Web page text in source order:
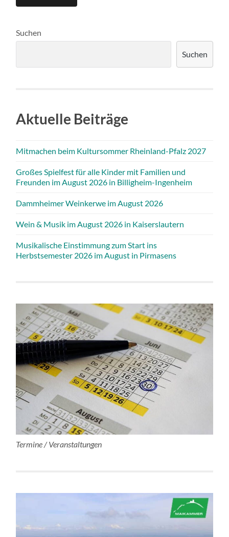
Suchen
Suchen
Aktuelle Beiträge
Mitmachen beim Kultursommer Rheinland-Pfalz 2027
Großes Spielfest für alle Kinder mit Familien und
Freunden im August 2026 in Billigheim-Ingenheim
Dammheimer Weinkerwe im August 2026
Wein & Musik im August 2026 in Kaiserslautern
Musikalische Einstimmung zum Start ins
Herbstsemester 2026 im August in Pirmasens
Termine / Veranstaltungen